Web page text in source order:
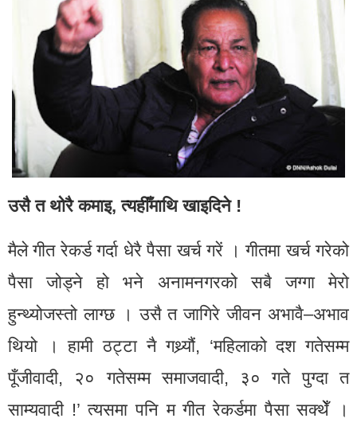
उसै त थोरै कमाइ, त्यहीँमाथि खाइदिने !
मैले गीत रेकर्ड गर्दा धेरै पैसा खर्च गरें । गीतमा खर्च गरेको
पैसा जोड्ने हो भने अनामनगरको सबै जग्गा मेरो
हुन्थ्योजस्तो लाग्छ । उसै त जागिरे जीवन अभावै–अभाव
थियो । हामी ठट्टा नै गथ्र्यौं, ‘महिलाको दश गतेसम्म
पूँजीवादी, २० गतेसम्म समाजवादी, ३० गते पुग्दा त
साम्यवादी !’ त्यसमा पनि म गीत रेकर्डमा पैसा सक्थेँ ।